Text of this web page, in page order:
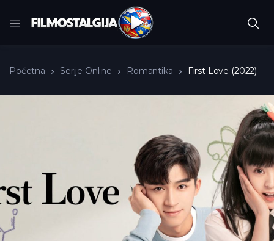
Početna Serije Online Romantika First Love (2022)